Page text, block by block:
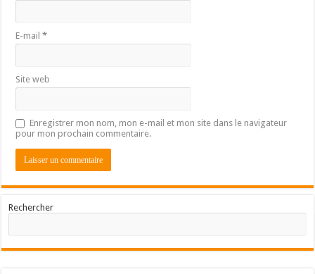
E-mail*
Site web
Enregistrer mon nom, mon e-mail et mon site dans le navigateur
pour mon prochain commentaire.
Rechercher